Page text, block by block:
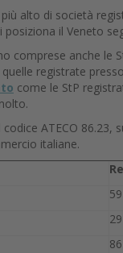
alto di società
il Veneto
comprese anche le
registrate
come le StP
ATECO
italiane.
59
29
86